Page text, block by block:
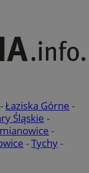
-Łaziska Górne -
Śląskie -
-
-Tychy-